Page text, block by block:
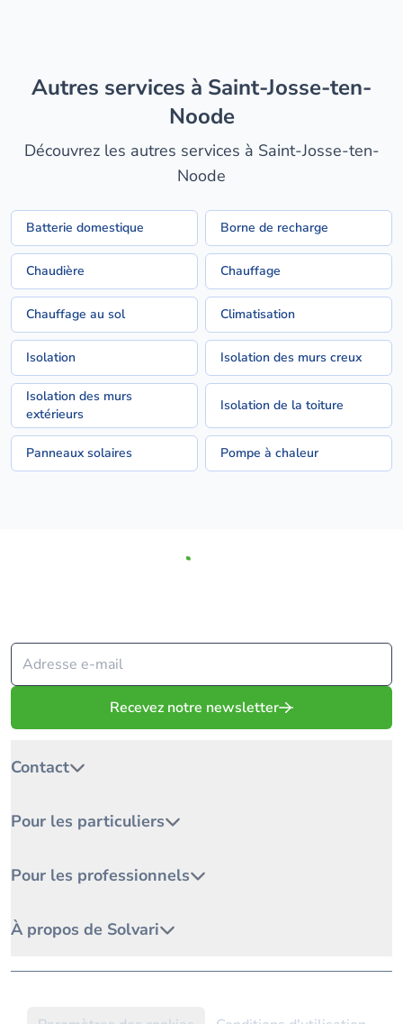
Autres services à Saint-Josse-ten-
Noode
Découvrez les autres services à Saint-Josse-ten-
Noode
Batterie domestique Borne de recharge
Chaudière Chauffage
Chauffage au sol Climatisation
Isolation Isolation des murs creux
Isolation des murs
extérieurs
Isolation de la toiture
Panneaux solaires Pompe à chaleur
Recevez notre newsletter
Contact
Pour les particuliers
Pour les professionnels
À propos de Solvari